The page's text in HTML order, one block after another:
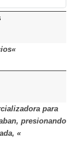
para
presionando
«